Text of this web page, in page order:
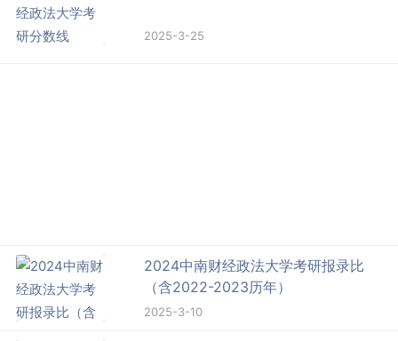
2025-3-25
2024中南财经政法大学考研报录比
（含2022-2023历年）
2025-3-10